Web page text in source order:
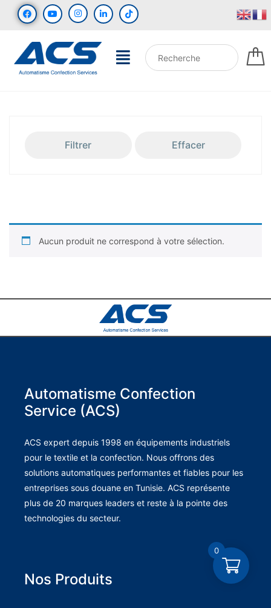
Aucun produit ne correspond à votre sélection.
Filtrer Effacer
Automatisme Confection
Service (ACS)
ACS expert depuis 1998 en équipements industriels
pour le textile et la confection. Nous offrons des
solutions automatiques performantes et fiables pour les
entreprises sous douane en Tunisie. ACS représente
plus de 20 marques leaders et reste à la pointe des
technologies du secteur.
Nos Produits
0